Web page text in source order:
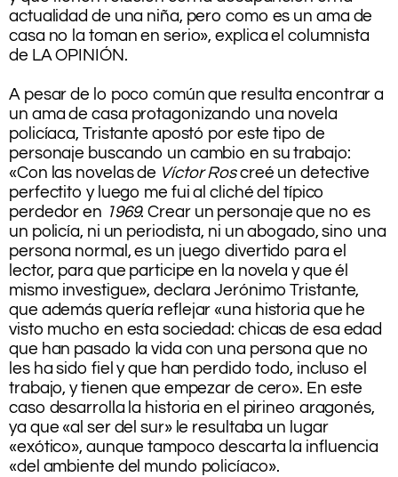
actualidad de una niña, pero como es un ama de
casa no la toman en serio», explica el columnista
de LA OPINIÓN.
A pesar de lo poco común que resulta encontrar a
un ama de casa protagonizando una novela
policíaca, Tristante apostó por este tipo de
personaje buscando un cambio en su trabajo:
«Con las novelas de Víctor Roscreé un detective
perfectito y luego me fui al cliché del típico
perdedor en 1969. Crear un personaje que no es
un policía, ni un periodista, ni un abogado, sino una
persona normal, es un juego divertido para el
lector, para que participe en la novela y que él
mismo investigue», declara Jerónimo Tristante,
que además quería reflejar «una historia que he
visto mucho en esta sociedad: chicas de esa edad
que han pasado la vida con una persona que no
les ha sido fiel y que han perdido todo, incluso el
trabajo, y tienen que empezar de cero». En este
caso desarrolla la historia en el pirineo aragonés,
ya que «al ser del sur» le resultaba un lugar
«exótico», aunque tampoco descarta la influencia
«del ambiente del mundo policíaco».